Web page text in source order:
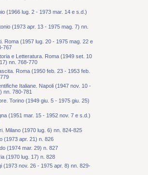
(1966 lug. 2 - 1973 mar. 14 e s.d.)
(1973 apr. 13 - 1975 mag. 7) nn.
Roma (1957 lug. 20 - 1975 mag. 22 e
767
e Letteratura. Roma (1949 set. 10
nn. 768-770
Roma (1950 feb. 23 - 1953 feb.
Italiane. Napoli (1947 nov. 10 -
nn. 780-781
Torino (1949 giu. 5 - 1975 giu. 25)
(1951 mar. 15 - 1952 nov. 7 e s.d.)
Milano (1970 lug. 6) nn. 824-825
(1973 apr. 21) n. 826
(1974 mar. 29) n. 827
(1970 lug. 17) n. 828
(1973 nov. 26 - 1975 apr. 8) nn. 829-